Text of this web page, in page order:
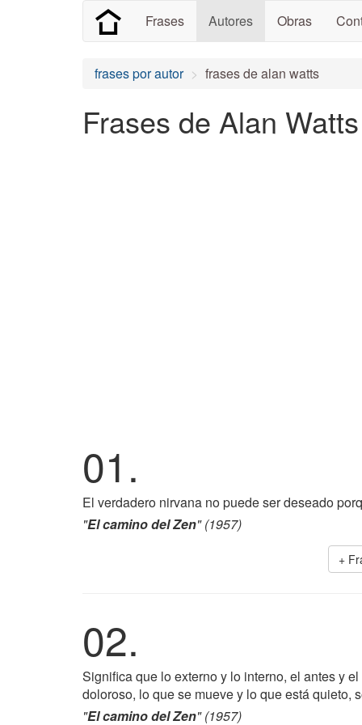
Frases Autores Obras
frases por autor frases de alan watts
Frases de Alan
01.
El verdadero nirvana no puede ser deseado
"El camino del Zen" (1957)
+
02.
Significa que lo externo y lo interno, el antes y
doloroso, lo que se mueve y lo que está quieto,
"El camino del Zen" (1957)